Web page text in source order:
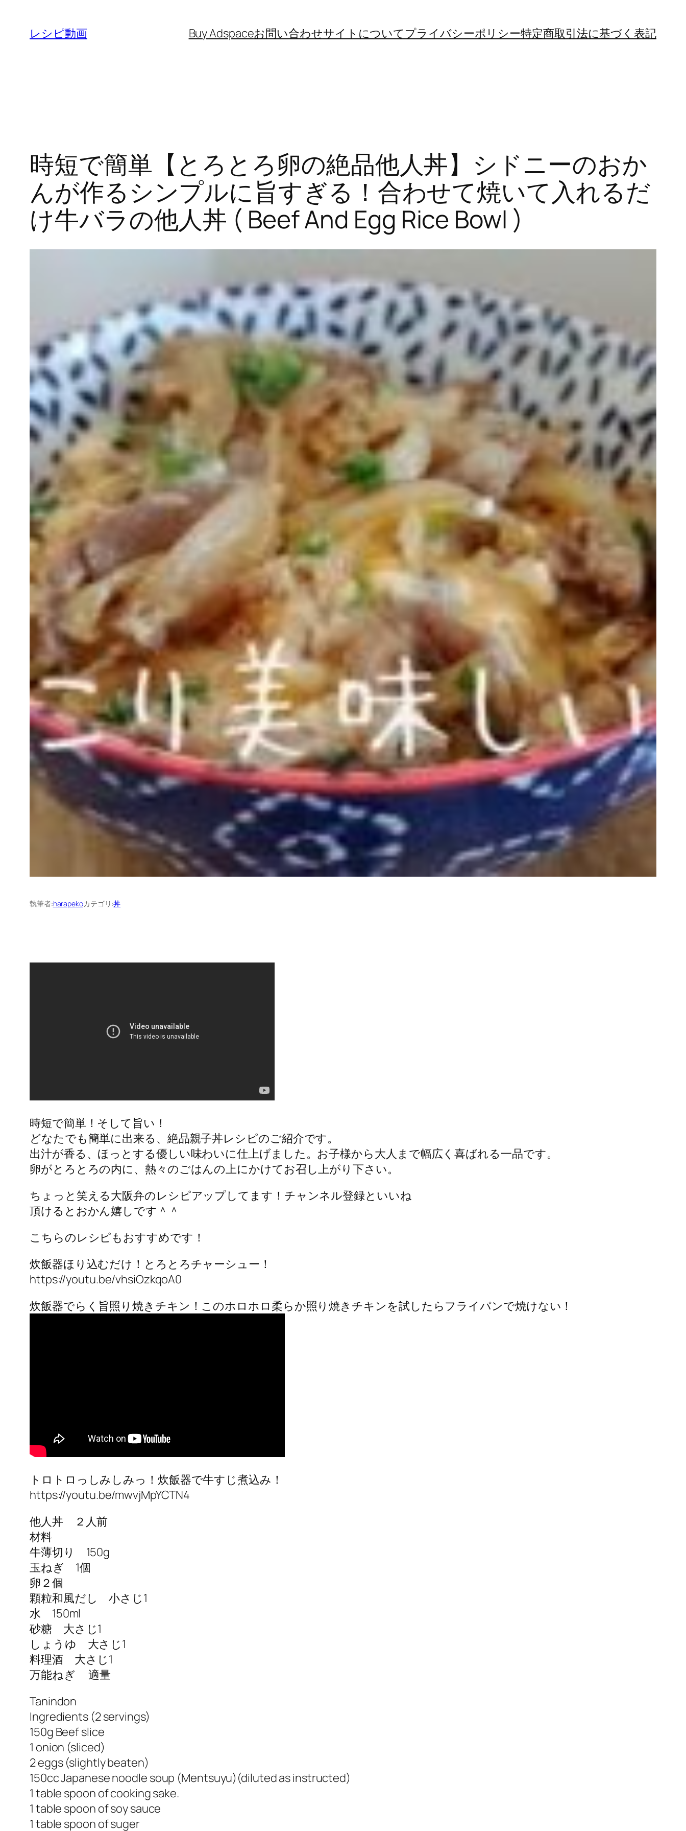
レシピ動画 Buy Adspaceお問い合わせサイトについてプライバシーポリシー特定商取引法に基づく表記
時短で簡単【とろとろ卵の絶品他人丼】シドニーのおか
んが作るシンプルに旨すぎる！合わせて焼いて入れるだ
け牛バラの他人丼 ( Beef And Egg Rice Bowl )
執筆者:harapekoカテゴリ:丼
時短で簡単！そして旨い！
どなたでも簡単に出来る、絶品親子丼レシピのご紹介です。
出汁が香る、ほっとする優しい味わいに仕上げました。お子様から大人まで幅広く喜ばれる一品です。
卵がとろとろの内に、熱々のごはんの上にかけてお召し上がり下さい。
ちょっと笑える大阪弁のレシピアップしてます！チャンネル登録といいね
頂けるとおかん嬉しです＾＾
こちらのレシピもおすすめです！
炊飯器ほり込むだけ！とろとろチャーシュー！
https://youtu.be/vhsiOzkqoA0
炊飯器でらく旨照り焼きチキン！このホロホロ柔らか照り焼きチキンを試したらフライパンで焼けない！
トロトロっしみしみっ！炊飯器で牛すじ煮込み！
https://youtu.be/mwvjMpYCTN4
他人丼 ２人前
材料
牛薄切り 150g
玉ねぎ 1個
卵２個
顆粒和風だし 小さじ1
水 150ml
砂糖 大さじ1
しょうゆ 大さじ1
料理酒 大さじ1
万能ねぎ 適量
Tanindon
Ingredients (2 servings)
150g Beef slice
1 onion (sliced)
2 eggs (slightly beaten)
150cc Japanese noodle soup (Mentsuyu)(diluted as instructed)
1 table spoon of cooking sake.
1 table spoon of soy sauce
1 table spoon of suger